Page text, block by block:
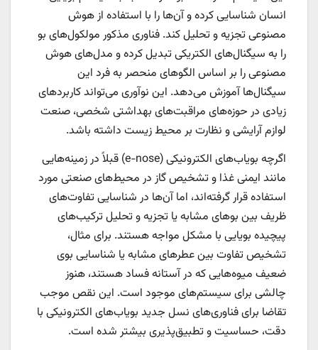
انسان شناسایی کرده و آن‌ها را با استفاده از هوش
مصنوعی تجزیه و تحلیل کند. فناوری مذکور مولکول‌های بو
را به سیگنال‌های الکتریکی تبدیل کرده و مدل‌های هوش
مصنوعی را بر اساس الگوهای منحصر به فرد این
سیگنال‌ها آموزش می‌دهد. این نوآوری می‌تواند کاربردهای
زیادی در حوزه‌های مراقبت‌های بهداشتی شخصی، صنعت
لوازم آرایشی و نظارت بر محیط زیست داشته باشد.
اگرچه بویاب‌های الکترونیکی (e-nose) قبلاً در زمینه‌هایی
مانند ایمنی غذا و تشخیص گاز در محیط‌های صنعتی مورد
استفاده قرار گرفته‌اند، اما آن‌ها در شناسایی تفاوت‌های
ظریف بین بوهای مشابه یا تجزیه و تحلیل ترکیب‌های
پیچیده بویایی با مشکل مواجه هستند. برای مثال،
تشخیص تفاوت بین عطرهای مشابه یا شناسایی بوی
ضعیف میوه‌هایی که در آستانه فساد هستند، هنوز
چالشی برای سیستم‌های موجود است. این نقص موجب
تقاضا برای فناوری‌های نسل جدید بویاب‌های الکترونیکی با
دقت، حساسیت و تطبیق‌پذیری بیشتر شده است.